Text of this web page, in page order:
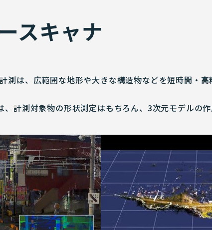
スキャナ
測は、広範囲な地形や大きな構造物などを短時間・
計測対象物の形状測定はもちろん、3次元モデルの